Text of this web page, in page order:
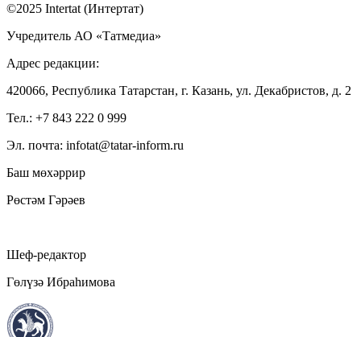
©2025 Intertat (Интертат)
Учредитель АО «Татмедиа»
Адрес редакции:
420066, Республика Татарстан, г. Казань, ул. Декабристов, д. 2
Тел.: +7 843 222 0 999
Эл. почта: infotat@tatar-inform.ru
Баш мөхәррир
Рөстәм Гәрәев
Шеф-редактор
Гөлүзә Ибраһимова